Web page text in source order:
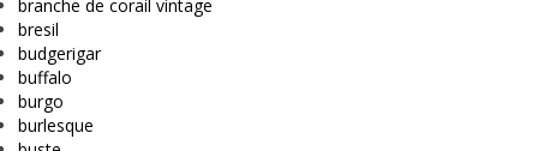
branche de corail vintage
bresil
budgerigar
buffalo
burgo
burlesque